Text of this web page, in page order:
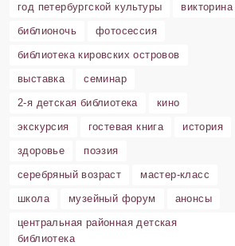
год петербургской культуры
викторина
библионочь
фотосессия
библиотека кировских островов
выставка
семинар
2-я детская библиотека
кино
экскурсия
гостевая книга
история
здоровье
поэзия
серебряный возраст
мастер-класс
школа
музейный форум
анонсы
центральная районная детская
библиотека